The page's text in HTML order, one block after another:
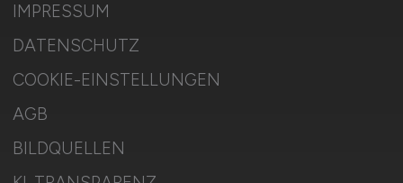
IMPRESSUM
DATENSCHUTZ
COOKIE-EINSTELLUNGEN
AGB
BILDQUELLEN